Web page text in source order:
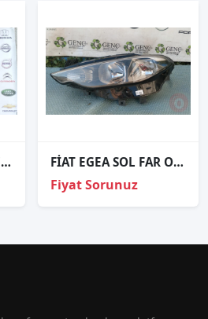
FİAT EGEA ORJİNAL ÇIKMA SOL FAR (İÇİ SİYAH) A FİAT EGEA SOL FAR ORJİNAL ÇIKMA PARÇA
Fiyat Sorunuz